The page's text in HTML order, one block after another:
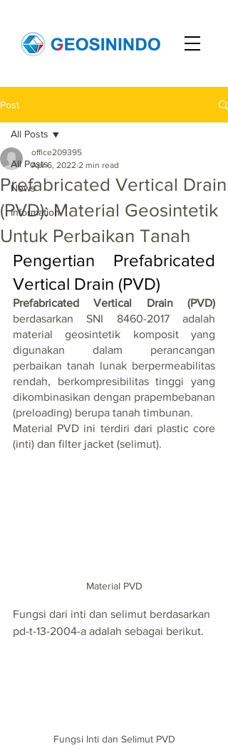
Post
All Posts
News
Information
All Posts
Prefabricated Vertical Drain
(PVD): Material Geosintetik
Untuk Perbaikan Tanah
office209395
Apr 6, 2022 2 min read
Pengertian Prefabricated
Vertical Drain (PVD)
Prefabricated Vertical Drain (PVD)
berdasarkan SNI 8460-2017 adalah
material geosintetik komposit yang
digunakan dalam perancangan
perbaikan tanah lunak berpermeabilitas
rendah, berkompresibilitas tinggi yang
dikombinasikan dengan prapembebanan
(preloading) berupa tanah timbunan.
Material PVD ini terdiri dari plastic core
(inti) dan filter jacket (selimut).
Material PVD
Fungsi dari inti dan selimut berdasarkan
pd-t-13-2004-a adalah sebagai berikut.
Fungsi Inti dan Selimut PVD